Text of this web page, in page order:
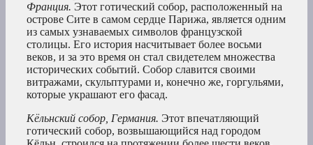
Франция. Этот готический собор, расположенный на
острове Сите в самом сердце Парижа, является одним
из самых узнаваемых символов французской
столицы. Его история насчитывает более восьми
веков, и за это время он стал свидетелем множества
исторических событий. Собор славится своими
витражами, скульптурами и, конечно же, горгульями,
которые украшают его фасад.
Кёльнский собор, Германия. Этот впечатляющий
готический собор, возвышающийся над городом